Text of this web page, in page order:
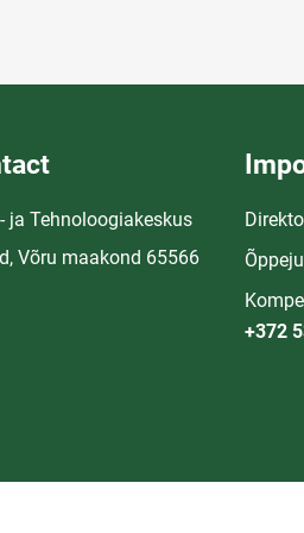
ja Tehnoloogiakeskus
Võru maakond 65566
+372